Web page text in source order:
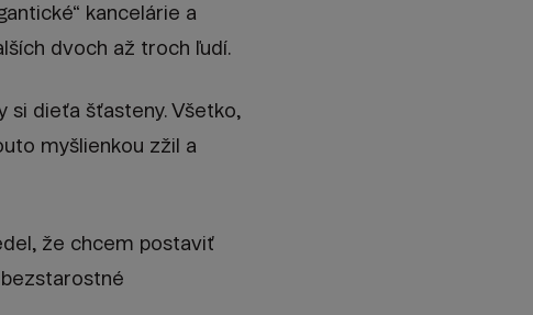
kancelárie a
dvoch až troch ľudí.
si dieťa šťasteny. Všetko,
myšlienkou zžil a
že chcem postaviť